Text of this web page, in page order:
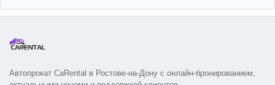
Автопрокат CaRental в Ростове-на-Дону с онлайн-бронированием,